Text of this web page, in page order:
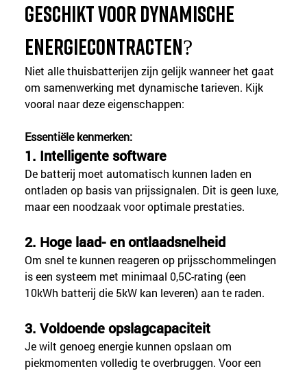
geschikt voor dynamische
energiecontracten?
Niet alle thuisbatterijen zijn gelijk wanneer het gaat
om samenwerking met dynamische tarieven. Kijk
vooral naar deze eigenschappen:
Essentiële kenmerken:
1. Intelligente software
De batterij moet automatisch kunnen laden en
ontladen op basis van prijssignalen. Dit is geen luxe,
maar een noodzaak voor optimale prestaties.
2. Hoge laad- en ontlaadsnelheid
Om snel te kunnen reageren op prijsschommelingen
is een systeem met minimaal 0,5C-rating (een
10kWh batterij die 5kW kan leveren) aan te raden.
3. Voldoende opslagcapaciteit
Je wilt genoeg energie kunnen opslaan om
piekmomenten volledig te overbruggen. Voor een